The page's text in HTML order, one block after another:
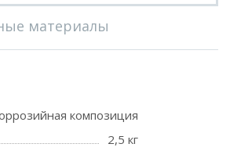
материалы
композиция
2,5 кг